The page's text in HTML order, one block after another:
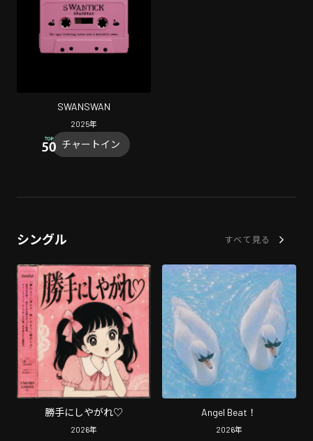
SWANSWAN
2025年
チャートイン
シングル すべて見る
勝手にしやがれ♡
2026年
Angel Beat！
2026年